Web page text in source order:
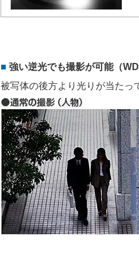
強い逆光でも撮影が可能（
被写体の後方より光りが当たっ